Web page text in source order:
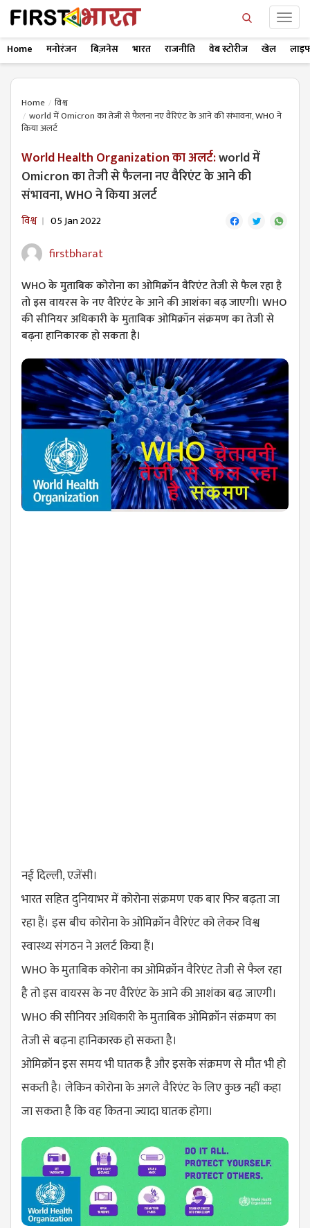
Home मनोरंजन बिज़नेस भारत राजनीति वेब स्टोरीज खेल
Home
विश्व
world में Omicron का तेजी से फैलना नए वैरिएंट के आने की संभावना, WHO ने
किया अलर्ट
World Health Organization का अलर्ट:world में
Omicron का तेजी से फैलना नए वैरिएंट के आने की
संभावना, WHO ने किया अलर्ट
विश्व 05 Jan 2022
firstbharat
WHO के मुताबिक कोरोना का ओमिक्रॉन वैरिएंट तेजी से फैल रहा है
तो इस वायरस के नए वैरिएंट के आने की आशंका बढ़ जाएगी। WHO
की सीनियर अधिकारी के मुताबिक ओमिक्रॉन संक्रमण का तेजी से
बढ़ना हानिकारक हो सकता है।
नई दिल्ली, एजेंसी।
भारत सहित दुनियाभर में कोरोना संक्रमण एक बार फिर बढ़ता जा
रहा हैं। इस बीच कोरोना के ओमिक्रॉन वैरिएंट को लेकर विश्व
स्वास्थ्य संगठन ने अलर्ट किया हैं।
WHO के मुताबिक कोरोना का ओमिक्रॉन वैरिएंट तेजी से फैल रहा
है तो इस वायरस के नए वैरिएंट के आने की आशंका बढ़ जाएगी।
WHO की सीनियर अधिकारी के मुताबिक ओमिक्रॉन संक्रमण का
तेजी से बढ़ना हानिकारक हो सकता है।
ओमिक्रॉन इस समय भी घातक है और इसके संक्रमण से मौत भी हो
सकती है। लेकिन कोरोना के अगले वैरिएंट के लिए कुछ नहीं कहा
जा सकता है ​कि वह कितना ज्यादा घातक होगा।